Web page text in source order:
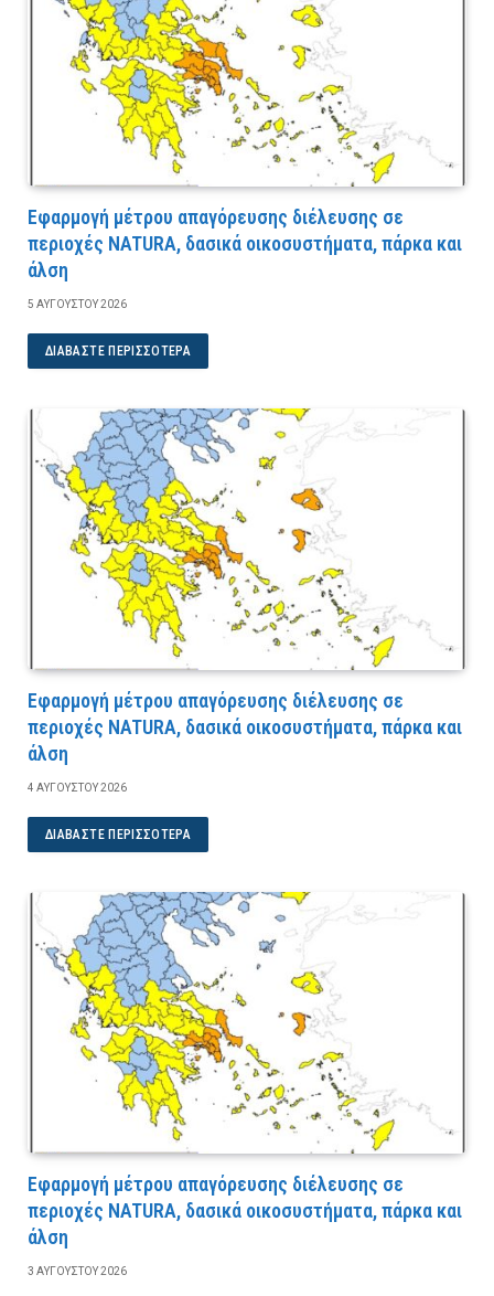
Εφαρμογή μέτρου απαγόρευσης διέλευσης σε
περιοχές NATURA, δασικά οικοσυστήματα, πάρκα και
άλση
5 ΑΥΓΟΎΣΤΟΥ 2026
ΔΙΑΒΆΣΤΕ ΠΕΡΙΣΣΌΤΕΡΑ
Εφαρμογή μέτρου απαγόρευσης διέλευσης σε
περιοχές NATURA, δασικά οικοσυστήματα, πάρκα και
άλση
4 ΑΥΓΟΎΣΤΟΥ 2026
ΔΙΑΒΆΣΤΕ ΠΕΡΙΣΣΌΤΕΡΑ
Εφαρμογή μέτρου απαγόρευσης διέλευσης σε
περιοχές NATURA, δασικά οικοσυστήματα, πάρκα και
άλση
3 ΑΥΓΟΎΣΤΟΥ 2026